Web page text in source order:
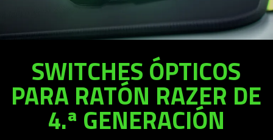
SWITCHES ÓPTICOS
PARA RATÓN RAZER DE
4.ª GENERACIÓN